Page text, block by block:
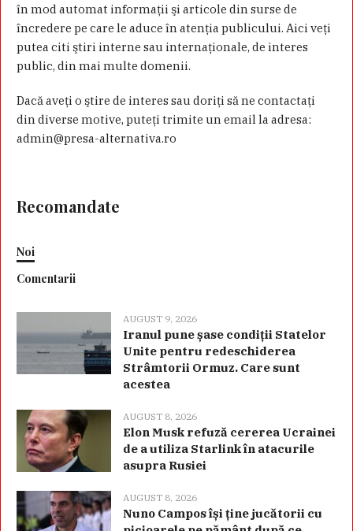
în mod automat informaţii şi articole din surse de
încredere pe care le aduce în atenţia publicului. Aici veţi
putea citi ştiri interne sau internaţionale, de interes
public, din mai multe domenii.
Dacă aveţi o ştire de interes sau doriţi să ne contactaţi
din diverse motive, puteţi trimite un email la adresa:
admin@presa-alternativa.ro
Recomandate
Noi
Comentarii
AUGUST 9, 2026
Iranul pune șase condiții Statelor
Unite pentru redeschiderea
Strâmtorii Ormuz. Care sunt
acestea
AUGUST 8, 2026
Elon Musk refuză cererea Ucrainei
de a utiliza Starlink în atacurile
asupra Rusiei
AUGUST 8, 2026
Nuno Campos își ține jucătorii cu